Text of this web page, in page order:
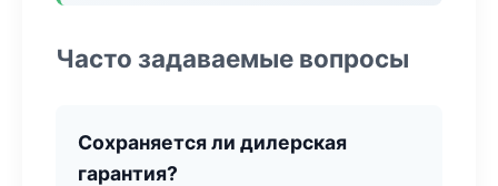
Часто задаваемые вопросы
Сохраняется ли дилерская
гарантия?